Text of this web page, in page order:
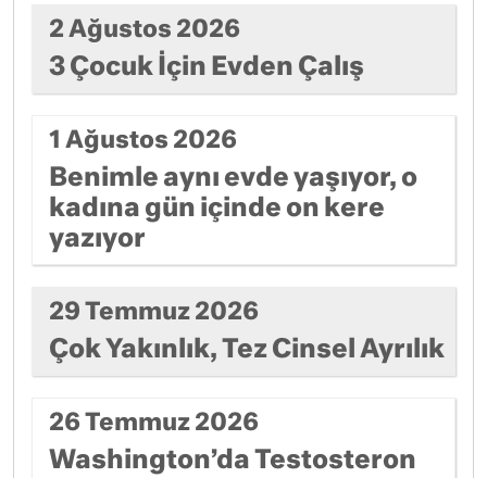
2 Ağustos 2026
3 Çocuk İçin Evden Çalış
1 Ağustos 2026
Benimle aynı evde yaşıyor, o
kadına gün içinde on kere
yazıyor
29 Temmuz 2026
Çok Yakınlık, Tez Cinsel Ayrılık
26 Temmuz 2026
Washington’da Testosteron